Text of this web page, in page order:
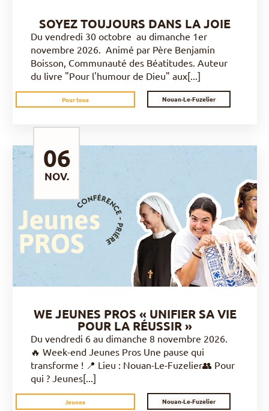
SOYEZ TOUJOURS DANS LA JOIE
Du vendredi 30 octobre au dimanche 1er
novembre 2026. Animé par Père Benjamin
Boisson, Communauté des Béatitudes. Auteur
du livre "Pour l'humour de Dieu" aux[...]
Pour tous Nouan-Le-Fuzelier
NOV.
DÉCOUVRIR
WE JEUNES PROS « UNIFIER SA VIE
POUR LA RÉUSSIR »
Du vendredi 6 au dimanche 8 novembre 2026.
🔥 Week-end Jeunes Pros Une pause qui
transforme ! 📍 Lieu : Nouan-Le-Fuzelier👥 Pour
qui ? Jeunes[...]
Jeunes Nouan-Le-Fuzelier
06